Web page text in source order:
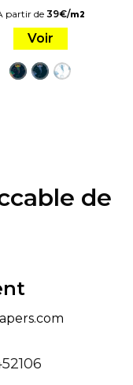
partir de 39€/m2
Voir
de